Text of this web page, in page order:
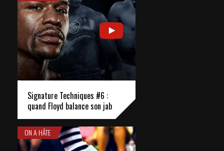
Signature Techniques #6 :
quand Floyd balance son jab
ON A HÂTE